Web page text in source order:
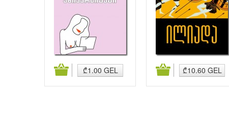
₾1.00 GEL ₾10.60 GEL
კალათაში დამატება კალათაში დამატება